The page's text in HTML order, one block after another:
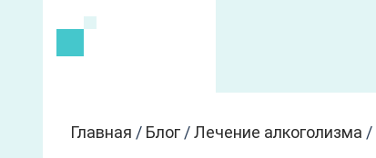
Главная / Блог /Лечение алкоголизма /